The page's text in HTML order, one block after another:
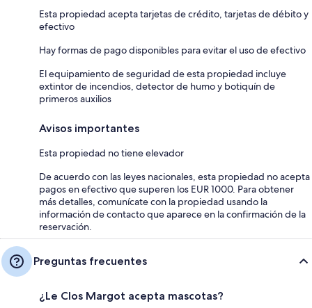
Esta propiedad acepta tarjetas de crédito, tarjetas de débito y
efectivo
Hay formas de pago disponibles para evitar el uso de efectivo
El equipamiento de seguridad de esta propiedad incluye
extintor de incendios, detector de humo y botiquín de
primeros auxilios
Avisos importantes
Esta propiedad no tiene elevador
De acuerdo con las leyes nacionales, esta propiedad no acepta
pagos en efectivo que superen los EUR 1000. Para obtener
más detalles, comunícate con la propiedad usando la
información de contacto que aparece en la confirmación de la
reservación.
Preguntas frecuentes
¿Le Clos Margot acepta mascotas?